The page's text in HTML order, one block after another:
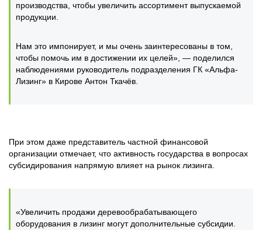
производства, чтобы увеличить ассортимент выпускаемой
продукции.
Нам это импонирует, и мы очень заинтересованы в том,
чтобы помочь им в достижении их целей», — поделился
наблюдениями руководитель подразделения ГК «Альфа-
Лизинг» в Кирове Антон Ткачёв.
При этом даже представитель частной финансовой
организации отмечает, что активность государства в вопросах
субсидирования напрямую влияет на рынок лизинга.
«Увеличить продажи деревообрабатывающего
оборудования в лизинг могут дополнительные субсидии.